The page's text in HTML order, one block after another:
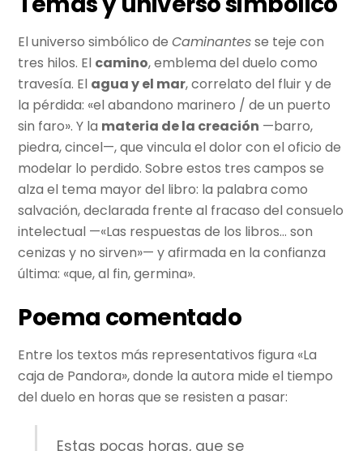
El universo simbólico deCaminantesse teje con
tres hilos. El camino, emblema del duelo como
travesía. El agua y el mar, correlato del fluir y de
la pérdida: «el abandono marinero / de un puerto
sin faro». Y la materia de la creación —barro,
piedra, cincel—, que vincula el dolor con el oficio de
modelar lo perdido. Sobre estos tres campos se
alza el tema mayor del libro: la palabra como
salvación, declarada frente al fracaso del consuelo
intelectual —«Las respuestas de los libros… son
cenizas y no sirven»— y afirmada en la confianza
última: «que, al fin, germina».
Poema comentado
Entre los textos más representativos figura «La
caja de Pandora», donde la autora mide el tiempo
del duelo en horas que se resisten a pasar:
Estas pocas horas, que se